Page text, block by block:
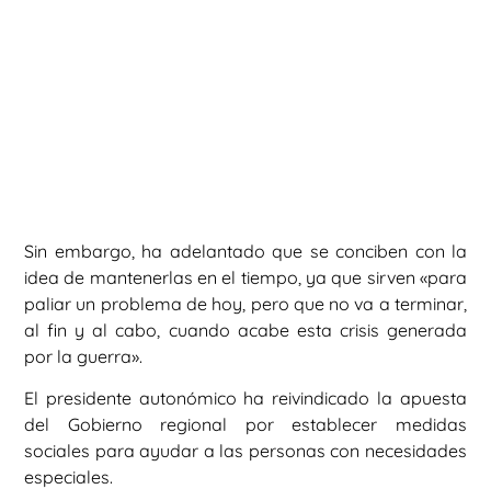
Sin embargo, ha adelantado que se conciben con la
idea de mantenerlas en el tiempo, ya que sirven «para
paliar un problema de hoy, pero que no va a terminar,
al fin y al cabo, cuando acabe esta crisis generada
por la guerra».
El presidente autonómico ha reivindicado la apuesta
del Gobierno regional por establecer medidas
sociales para ayudar a las personas con necesidades
especiales.